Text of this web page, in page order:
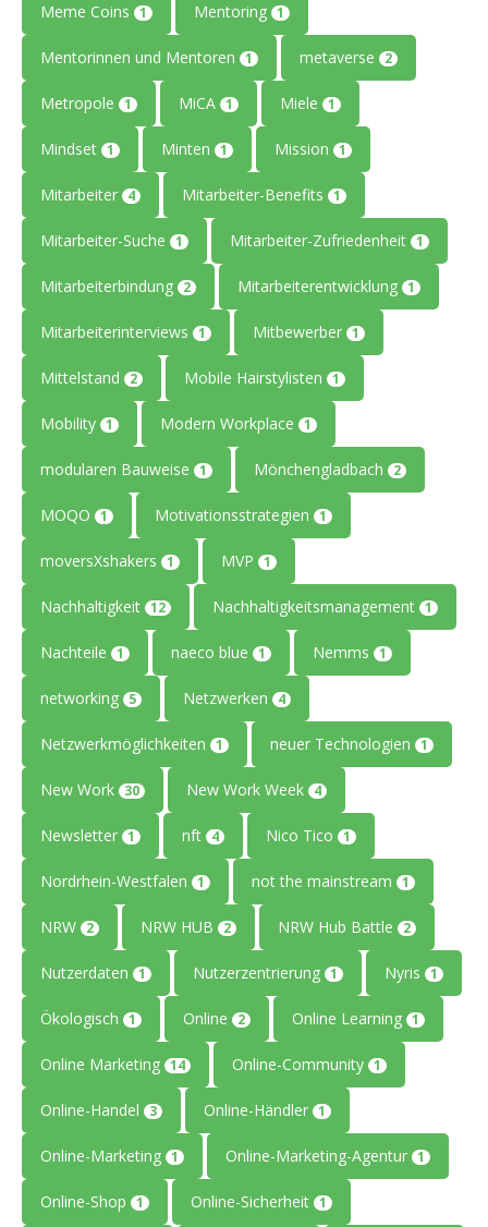
Meme Coins 1 Mentoring 1
Mentorinnen und Mentoren 1 metaverse 2
Metropole 1 MiCA 1 Miele 1
Mindset 1 Minten 1 Mission 1
Mitarbeiter 4 Mitarbeiter-Benefits 1
Mitarbeiter-Suche 1 Mitarbeiter-Zufriedenheit 1
Mitarbeiterbindung 2 Mitarbeiterentwicklung 1
Mitarbeiterinterviews 1 Mitbewerber 1
Mittelstand 2 Mobile Hairstylisten 1
Mobility 1 Modern Workplace 1
modularen Bauweise 1 Mönchengladbach 2
MOQO 1 Motivationsstrategien 1
moversXshakers 1 MVP 1
Nachhaltigkeit 12 Nachhaltigkeitsmanagement 1
Nachteile 1 naeco blue 1 Nemms 1
networking 5 Netzwerken 4
Netzwerkmöglichkeiten 1 neuer Technologien 1
New Work 30 New Work Week 4
Newsletter 1 nft 4 Nico Tico 1
Nordrhein-Westfalen 1 not the mainstream 1
NRW 2 NRW HUB 2 NRW Hub Battle 2
Nutzerdaten 1 Nutzerzentrierung 1 Nyris 1
Ökologisch 1 Online 2 Online Learning 1
Online Marketing 14 Online-Community 1
Online-Handel 3 Online-Händler 1
Online-Marketing 1 Online-Marketing-Agentur 1
Online-Shop 1 Online-Sicherheit 1